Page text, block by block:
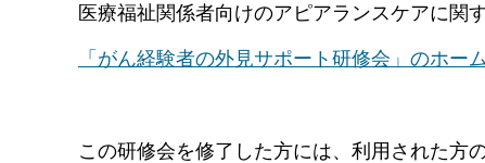
医療福祉関係者向けのアピアランスケアに関
「がん経験者の外見サポート研修会」のホー
この研修会を修了した方には、利用された方